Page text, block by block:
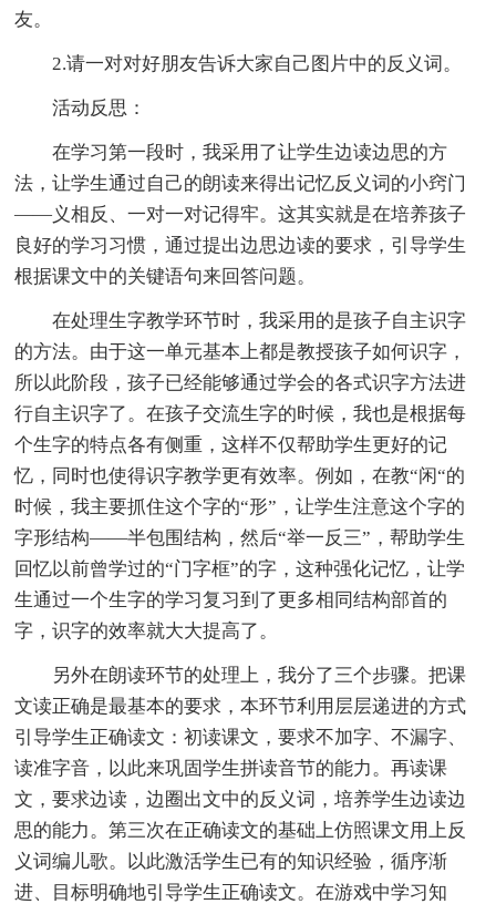
友。
2.请一对对好朋友告诉大家自己图片中的反义词。
活动反思：
在学习第一段时，我采用了让学生边读边思的方
法，让学生通过自己的朗读来得出记忆反义词的小窍门
——义相反、一对一对记得牢。这其实就是在培养孩子
良好的学习习惯，通过提出边思边读的要求，引导学生
根据课文中的关键语句来回答问题。
在处理生字教学环节时，我采用的是孩子自主识字
的方法。由于这一单元基本上都是教授孩子如何识字，
所以此阶段，孩子已经能够通过学会的各式识字方法进
行自主识字了。在孩子交流生字的时候，我也是根据每
个生字的特点各有侧重，这样不仅帮助学生更好的记
忆，同时也使得识字教学更有效率。例如，在教“闲“的
时候，我主要抓住这个字的“形”，让学生注意这个字的
字形结构——半包围结构，然后“举一反三”，帮助学生
回忆以前曾学过的“门字框”的字，这种强化记忆，让学
生通过一个生字的学习复习到了更多相同结构部首的
字，识字的效率就大大提高了。
另外在朗读环节的处理上，我分了三个步骤。把课
文读正确是最基本的要求，本环节利用层层递进的方式
引导学生正确读文：初读课文，要求不加字、不漏字、
读准字音，以此来巩固学生拼读音节的能力。再读课
文，要求边读，边圈出文中的反义词，培养学生边读边
思的能力。第三次在正确读文的基础上仿照课文用上反
义词编儿歌。以此激活学生已有的知识经验，循序渐
进、目标明确地引导学生正确读文。在游戏中学习知